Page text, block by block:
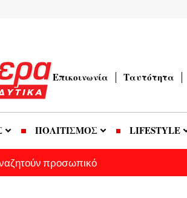
Επικοινωνία Ταυτότητα
ΠΟΛΙΤΙΣΜΟΣ LIFESTYLE
προσωπικό